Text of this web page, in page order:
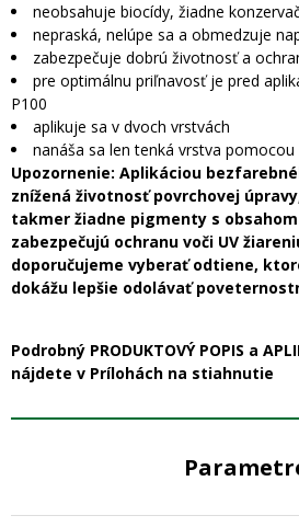
neobsahuje biocídy, žiadne
nepraská, nelúpe sa a obmedzuje
zabezpečuje dobrú životnosť a
pre optimálnu priľnavosť je pred
P100
aplikuje sa v dvoch vrstvách
nanáša sa len tenká vrstva pomocou
Upozornenie: Aplikáciou
znížená životnosť povrchovej
takmer žiadne pigmenty s
zabezpečujú ochranu voči UV
doporučujeme vyberať odtiene,
dokážu lepšie odolávať
Podrobný PRODUKTOVÝ POPIS a
nájdete v Prílohách na stiahnutie